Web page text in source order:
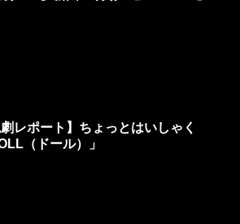
劇レポート】ちょっとはいしゃく
（ドール）」